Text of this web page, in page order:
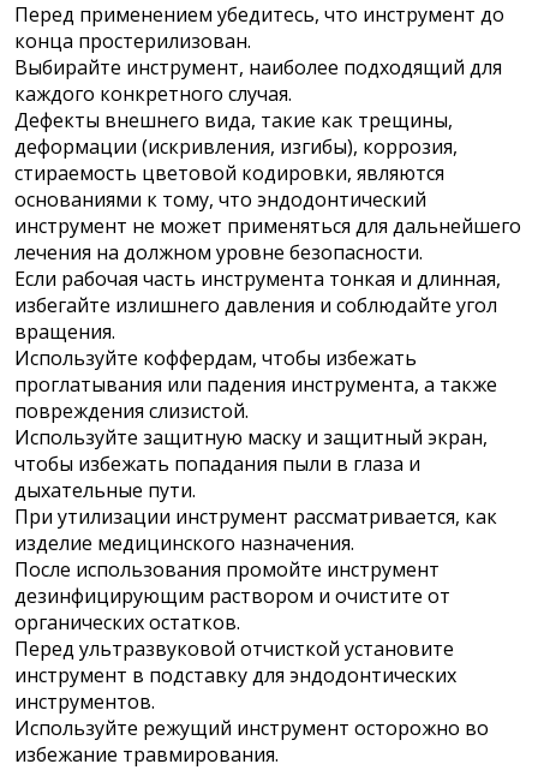
Перед применением убедитесь, что инструмент до
конца простерилизован.
Выбирайте инструмент, наиболее подходящий для
каждого конкретного случая.
Дефекты внешнего вида, такие как трещины,
деформации (искривления, изгибы), коррозия,
стираемость цветовой кодировки, являются
основаниями к тому, что эндодонтический
инструмент не может применяться для дальнейшего
лечения на должном уровне безопасности.
Если рабочая часть инструмента тонкая и длинная,
избегайте излишнего давления и соблюдайте угол
вращения.
Используйте коффердам, чтобы избежать
проглатывания или падения инструмента, а также
повреждения слизистой.
Используйте защитную маску и защитный экран,
чтобы избежать попадания пыли в глаза и
дыхательные пути.
При утилизации инструмент рассматривается, как
изделие медицинского назначения.
После использования промойте инструмент
дезинфицирующим раствором и очистите от
органических остатков.
Перед ультразвуковой отчисткой установите
инструмент в подставку для эндодонтических
инструментов.
Используйте режущий инструмент осторожно во
избежание травмирования.